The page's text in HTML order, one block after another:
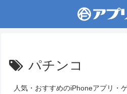
パチンコ
人気・おすすめのiPhoneアプリ・